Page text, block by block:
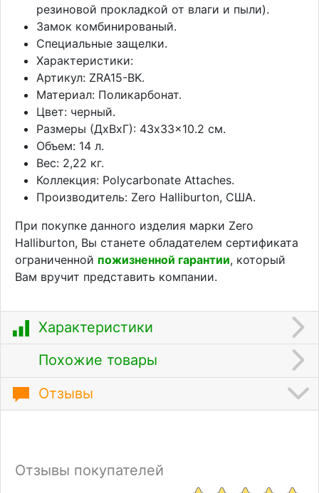
резиновой прокладкой от влаги и пыли).
Замок комбинированый.
Специальные защелки.
Характеристики:
Артикул: ZRA15-BK.
Материал: Поликарбонат.
Цвет: черный.
Размеры (ДхВхГ): 43x33x10.2 см.
Объем: 14 л.
Вес: 2,22 кг.
Коллекция: Polycarbonate Attaches.
Производитель: Zero Halliburton, США.
При покупке данного изделия марки Zero
Halliburton, Вы станете обладателем сертификата
ограниченной пожизненной гарантии, который
Вам вручит представить компании.
Характеристики
Похожие товары
Отзывы
Отзывы покупателей